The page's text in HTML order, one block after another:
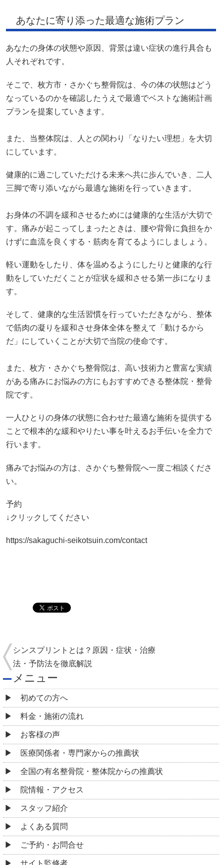
あなたに寄り添った最適な施術プラン
あなたの身体の状態や原因、背景は違い症状の進行具合も
人それぞれです。
そこで、枚方市・さかぐち整骨院は、今の体の状態はどう
なっているのかを確認したうえで最適でベストな施術計画
プランを提案していきます。
また、当整体院は、人との関わり「なりたい理想」を大切
にしています。
健康的に過ごしていただける未来へ共に歩んでいき、二人
三脚で寄り添いながら最適な施術を行っていきます。
お身体の不調を緩和させるためには健康的な生活が大切で
す。痛みが起こってしまったときは、腰や背骨に負担をか
けずに血流を良くする・筋肉を育てるようにしましょう。
軽い運動をしたり、体を温めるようにしたりと健康的な行
動をしていただくことが症状を緩和させる第一歩になりま
す。
そして、健康的な生活習慣を行っていただきながら、整体
で筋肉の凝りを緩和させ身体全体を整えて「動けるから
だ」にしていくことが大切で当院の使命です。
また、枚方・さかぐち整骨院は、高い技術力と豊富な実績
がある痛みにお悩みの方にもおすすめできる整体院・整骨
院です。
一人ひとりの身体の状態に合わせた最適な施術を提供する
ことで根本的な緩和やりたい事を叶えるお手伝いを全力で
行います。
痛みでお悩みの方は、さかぐち整骨院へ一度ご相談くださ
い。
予約
↓クリックしてください
https://sakaguchi-seikotsuin.com/contact
シンスプリントとは？原因・症状・治療
法・予防法を徹底解説
メニュー
初めての方へ
料金・施術の流れ
お客様の声
医療関係者・専門家からの推薦状
全国の有名整骨院・整体院からの推薦状
院情報・アクセス
スタッフ紹介
よくある質問
ご予約・お問合せ
サイト監修者